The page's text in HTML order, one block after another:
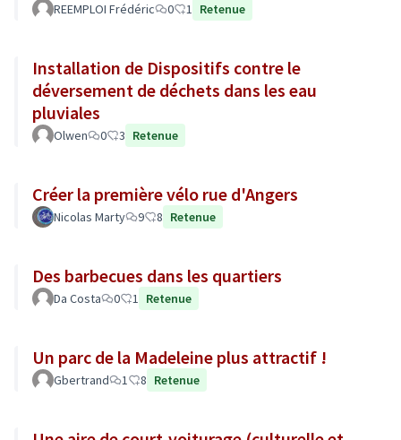
REEMPLOI Frédéric 0 1 Retenue
Installation de Dispositifs contre le
déversement de déchets dans les eau
pluviales
Olwen 0 3 Retenue
Créer la première vélo rue d'Angers
Nicolas Marty 9 8 Retenue
Des barbecues dans les quartiers
Da Costa 0 1 Retenue
Un parc de la Madeleine plus attractif !
Gbertrand 1 8 Retenue